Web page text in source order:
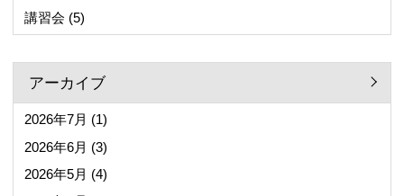
講習会 (5)
アーカイブ
2026年7月 (1)
2026年6月 (3)
2026年5月 (4)